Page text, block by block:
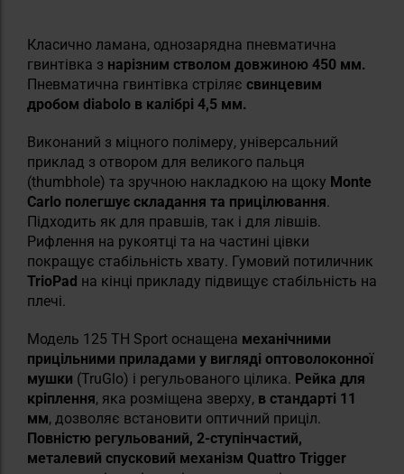
Класично ламана, однозарядна пневматична
гвинтівка з нарізним стволом довжиною 450 мм.
Пневматична гвинтівка стріляє свинцевим
дробом diabolo в калібрі 4,5 мм.
Виконаний з міцного полімеру, універсальний
приклад з отвором для великого пальця
(thumbhole) та зручною накладкою на щоку Monte
Carlo полегшує складання та прицілювання.
Підходить як для правшів, так і для лівшів.
Рифлення на рукоятці та на частині цівки
покращує стабільність хвату. Гумовий потиличник
TrioPad на кінці прикладу підвищує стабільність на
плечі.
Модель 125 TH Sport оснащена механічними
прицільними приладами у вигляді оптоволоконної
мушки (TruGlo) і регульованого цілика. Рейка для
кріплення, яка розміщена зверху, в стандарті 11
мм, дозволяє встановити оптичний приціл.
Повністю регульований, 2-ступінчастий,
металевий спусковий механізм Quattro Trigger